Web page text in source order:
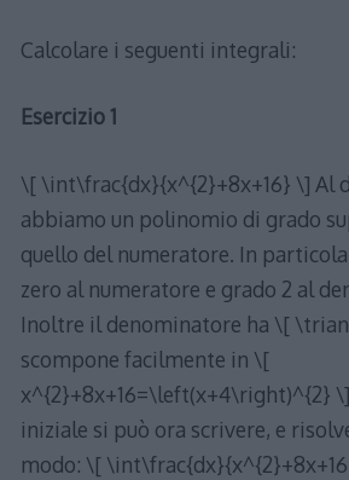
Calcolare i seguenti integrali:
Esercizio 1
\[ \int\frac{dx}{x^{2}+8x+16} \] Al
abbiamo un polinomio di grado
quello del numeratore. In
zero al numeratore e grado 2 al
Inoltre il denominatore ha \[
scompone facilmente in \[
x^{2}+8x+16=\left(x+4\right)^{2} \]
iniziale si può ora scrivere, e
modo: \[